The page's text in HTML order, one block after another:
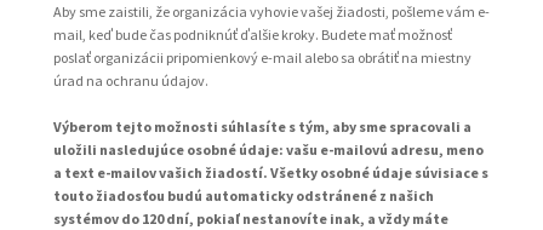
Aby sme zaistili, že organizácia vyhovie vašej žiadosti, pošleme vám e-
mail, keď bude čas podniknúť ďalšie kroky. Budete mať možnosť
poslať organizácii pripomienkový e-mail alebo sa obrátiť na miestny
úrad na ochranu údajov.
Výberom tejto možnosti súhlasíte s tým, aby sme spracovali a
uložili nasledujúce osobné údaje: vašu e-mailovú adresu, meno
a text e-mailov vašich žiadostí. Všetky osobné údaje súvisiace s
touto žiadosťou budú automaticky odstránené z našich
systémov do 120 dní, pokiaľ nestanovíte inak, a vždy máte